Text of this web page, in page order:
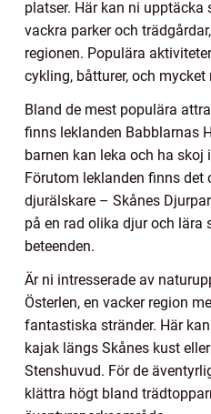
platser. Här kan ni upptäcka
vackra parker och
regionen. Populära
cykling, båtturer, och mycket
Bland de mest populära
finns leklanden Babblarnas
barnen kan leka och ha skoj
Förutom leklanden finns
djurälskare – Skånes
på en rad olika djur och lära
beteenden.
Är ni intresserade av
Österlen, en vacker region
fantastiska stränder. Här
kajak längs Skånes kust
Stenshuvud. För de
klättra högt bland